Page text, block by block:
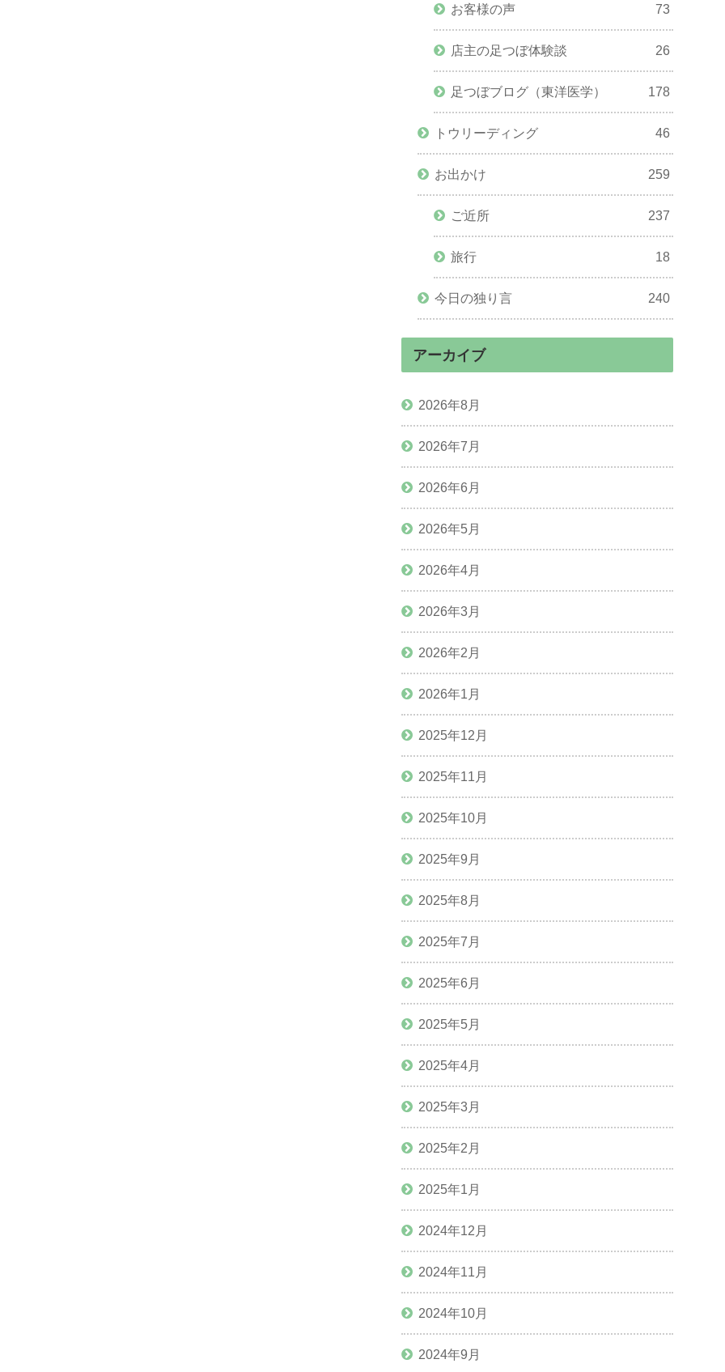
お客様の声 73
店主の足つぼ体験談 26
足つぼブログ（東洋医学） 178
トウリーディング 46
お出かけ 259
ご近所 237
旅行 18
今日の独り言 240
アーカイブ
2026年8月
2026年7月
2026年6月
2026年5月
2026年4月
2026年3月
2026年2月
2026年1月
2025年12月
2025年11月
2025年10月
2025年9月
2025年8月
2025年7月
2025年6月
2025年5月
2025年4月
2025年3月
2025年2月
2025年1月
2024年12月
2024年11月
2024年10月
2024年9月